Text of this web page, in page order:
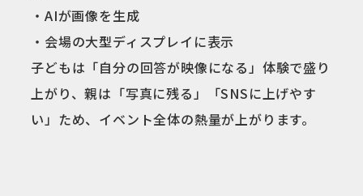
・AIが画像を生成
・会場の大型ディスプレイに表示
子どもは「自分の回答が映像になる」体験で盛り
上がり、親は「写真に残る」「SNSに上げやす
い」ため、イベント全体の熱量が上がります。